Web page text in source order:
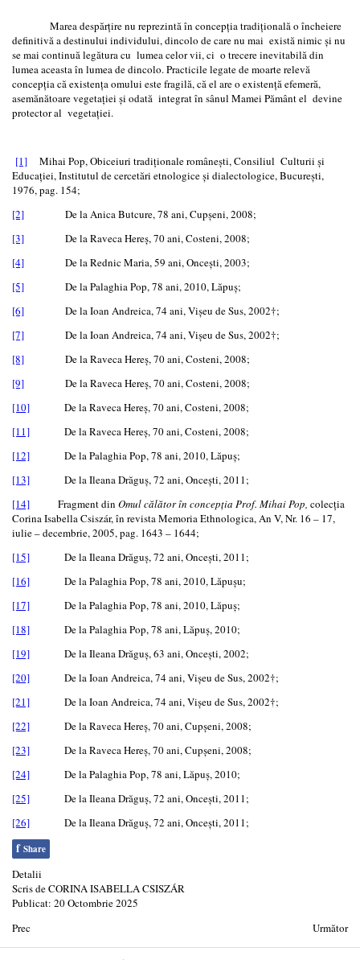
Marea despărţire nu reprezintă în concepţia tradiţională o încheiere
definitivă a destinului individului, dincolo de care nu mai există nimic şi nu
se mai continuă legătura cu lumea celor vii, ci o trecere inevitabilă din
lumea aceasta în lumea de dincolo. Practicile legate de moarte relevă
concepţia că existenţa omului este fragilă, că el are o existenţă efemeră,
asemănătoare vegetaţiei şi odată integrat în sânul Mamei Pământ el devine
protector al vegetaţiei.
[1] Mihai Pop, Obiceiuri tradiţionale româneşti, Consiliul Culturii şi
Educaţiei, Institutul de cercetări etnologice şi dialectologice, Bucureşti,
1976, pag. 154;
[2] De la Anica Butcure, 78 ani, Cupşeni, 2008;
[3] De la Raveca Hereş, 70 ani, Costeni, 2008;
[4] De la Rednic Maria, 59 ani, Onceşti, 2003;
[5] De la Palaghia Pop, 78 ani, 2010, Lăpuş;
[6] De la Ioan Andreica, 74 ani, Vişeu de Sus, 2002†;
[7] De la Ioan Andreica, 74 ani, Vişeu de Sus, 2002†;
[8] De la Raveca Hereş, 70 ani, Costeni, 2008;
[9] De la Raveca Hereş, 70 ani, Costeni, 2008;
[10] De la Raveca Hereş, 70 ani, Costeni, 2008;
[11] De la Raveca Hereş, 70 ani, Costeni, 2008;
[12] De la Palaghia Pop, 78 ani, 2010, Lăpuş;
[13] De la Ileana Drăguş, 72 ani, Onceşti, 2011;
[14] Fragment din Omul călător în concepţia Prof. Mihai Pop, colecția
Corina Isabella Csiszár, în revista Memoria Ethnologica, An V, Nr. 16 – 17,
iulie – decembrie, 2005, pag. 1643 – 1644;
[15] De la Ileana Drăguş, 72 ani, Onceşti, 2011;
[16] De la Palaghia Pop, 78 ani, 2010, Lăpuşu;
[17] De la Palaghia Pop, 78 ani, 2010, Lăpuş;
[18] De la Palaghia Pop, 78 ani, Lăpuş, 2010;
[19] De la Ileana Drăguş, 63 ani, Onceşti, 2002;
[20] De la Ioan Andreica, 74 ani, Vişeu de Sus, 2002†;
[21] De la Ioan Andreica, 74 ani, Vişeu de Sus, 2002†;
[22] De la Raveca Hereş, 70 ani, Cupşeni, 2008;
[23] De la Raveca Hereş, 70 ani, Cupşeni, 2008;
[24] De la Palaghia Pop, 78 ani, Lăpuş, 2010;
[25] De la Ileana Drăguş, 72 ani, Onceşti, 2011;
[26] De la Ileana Drăguş, 72 ani, Onceşti, 2011;
f Share
Detalii
Scris deCORINA ISABELLA CSISZÁR
Publicat: 20 Octombrie 2025
Prec
Următor